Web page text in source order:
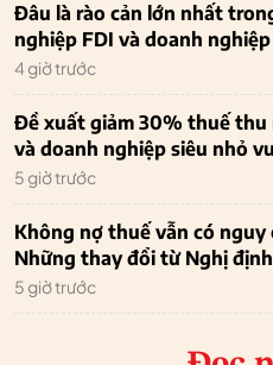
Đâu là rào cản lớn nhất
nghiệp FDI và doanh
4 giờ trước
Đề xuất giảm 30% thuế
và doanh nghiệp siêu nhỏ
5 giờ trước
Không nợ thuế vẫn có
Những thay đổi từ Nghị
5 giờ trước